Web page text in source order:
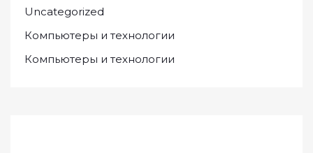
Uncategorized
Компьютеры и технологии
Компьютеры и технологии